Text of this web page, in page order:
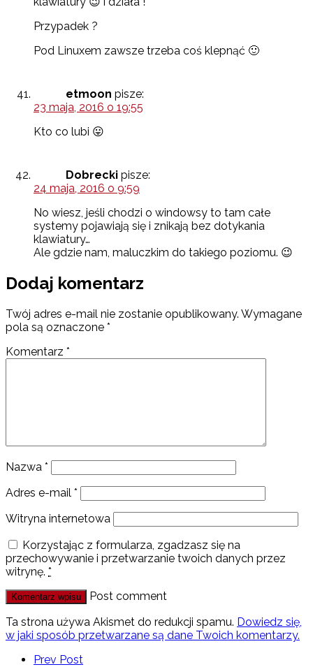
Przypadek ?
Pod Linuxem zawsze trzeba coś klepnąć 🙂
etmoon pisze:
23 maja, 2016 o 19:55
Kto co lubi 😛
Dobrecki pisze:
24 maja, 2016 o 9:59
No wiesz, jeśli chodzi o windowsy to tam całe
systemy pojawiają się i znikają bez dotykania
klawiatury…
Ale gdzie nam, maluczkim do takiego poziomu. 😉
Dodaj komentarz
Twój adres e-mail nie zostanie opublikowany. Wymagane
pola są oznaczone *
Komentarz *
Nazwa *
Adres e-mail *
Witryna internetowa
Korzystając z formularza, zgadzasz się na
przechowywanie i przetwarzanie twoich danych przez
witrynę. *
Post comment
Ta strona używa Akismet do redukcji spamu. Dowiedz się,
w jaki sposób przetwarzane są dane Twoich komentarzy.
Prev Post